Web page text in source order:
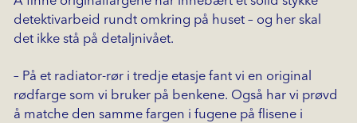
detektivarbeid rundt omkring på huset – og her skal
det ikke stå på detaljnivået.
– På et radiator-rør i tredje etasje fant vi en original
rødfarge som vi bruker på benkene. Også har vi prøvd
å matche den samme fargen i fugene på flisene i